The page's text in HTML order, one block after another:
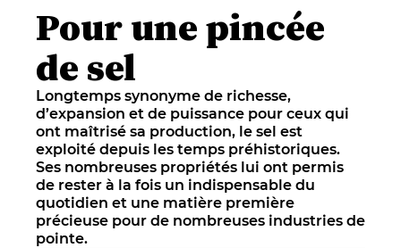
Pour une pincée
de sel
Longtemps synonyme de richesse,
d’expansion et de puissance pour ceux qui
ont maîtrisé sa production, le sel est
exploité depuis les temps préhistoriques.
Ses nombreuses propriétés lui ont permis
de rester à la fois un indispensable du
quotidien et une matière première
précieuse pour de nombreuses industries de
pointe.